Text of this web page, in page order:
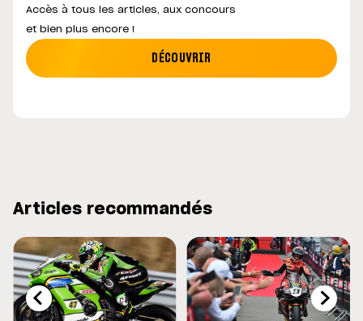
Accès à tous les articles, aux concours
et bien plus encore !
DÉCOUVRIR
Articles recommandés